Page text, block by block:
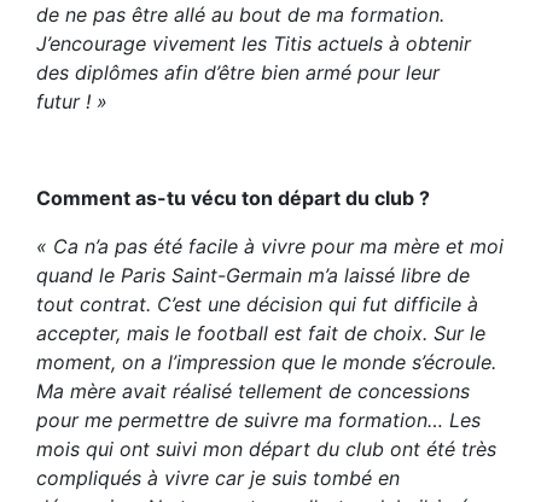
de ne pas être allé au bout de ma formation.
J’encourage vivement les Titis actuels à obtenir
des diplômes afin d’être bien armé pour leur
futur ! »
Comment as-tu vécu ton départ du club ?
« Ca n’a pas été facile à vivre pour ma mère et moi
quand le Paris Saint-Germain m’a laissé libre de
tout contrat. C’est une décision qui fut difficile à
accepter, mais le football est fait de choix. Sur le
moment, on a l’impression que le monde s’écroule.
Ma mère avait réalisé tellement de concessions
pour me permettre de suivre ma formation… Les
mois qui ont suivi mon départ du club ont été très
compliqués à vivre car je suis tombé en